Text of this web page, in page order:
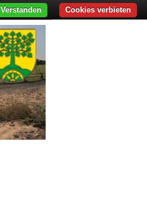
Cookies verbieten
Verstanden